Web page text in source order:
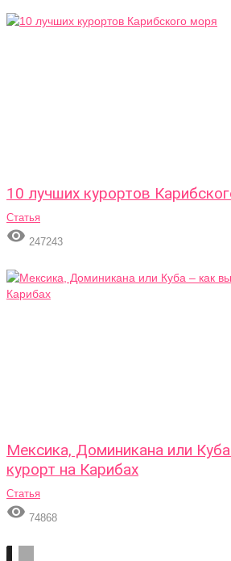
10 лучших курортов
Статья
 247243
Мексика, Доминикана или
курорт на Карибах
Статья
 74868